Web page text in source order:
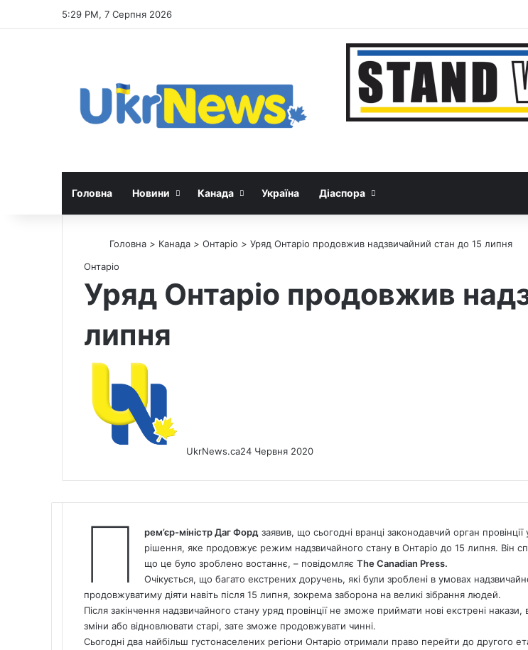
5:29 PM, 7 Серпня 2026
Головна Новини Канада Україна Діаспора
Головна > Канада > Онтаріо > Уряд Онтаріо продовжив надзвичайний стан до 15 липня
Онтаріо
Уряд Онтаріо продовжив
липня
UkrNews.ca24 Червня 2020
П рем’єр-міністр Даг Форд заявив, що сьогодні вранці законодавчий орган провінції
рішення, яке продовжує режим надзвичайного стану в Онтаріо до 15 липня. Він
що це було зроблено востаннє, – повідомляє The Canadian Press.
Очікується, що багато екстрених доручень, які були зроблені в умовах
продовжуватиму діяти навіть після 15 липня, зокрема заборона на великі зібрання людей.
Після закінчення надзвичайного стану уряд провінції не зможе приймати нові екстрені накази,
зміни або відновлювати старі, зате зможе продовжувати чинні.
Сьогодні два найбільш густонаселених регіони Онтаріо отримали право перейти до другого